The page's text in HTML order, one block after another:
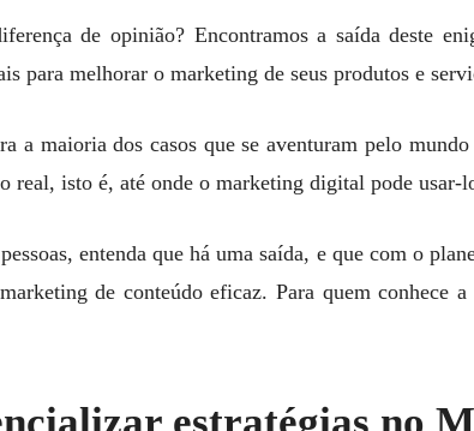
de opinião? Encontramos a saída deste
para melhorar o marketing de seus produtos e
a maioria dos casos que se aventuram pelo
real, isto é, até onde o marketing digital pode usar-
entenda que há uma saída, e que com o
de conteúdo eficaz. Para quem